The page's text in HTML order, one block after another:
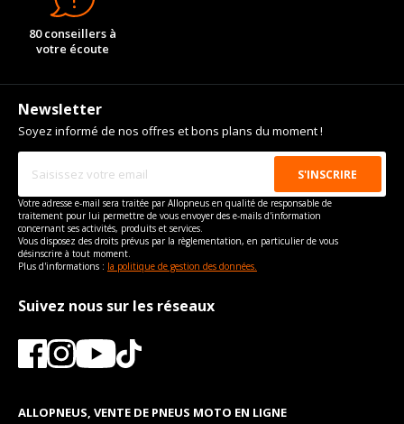
80 conseillers à
votre écoute
Newsletter
Soyez informé de nos offres et bons plans du moment !
Votre adresse e-mail sera traitée par Allopneus en qualité de responsable de
traitement pour lui permettre de vous envoyer des e-mails d'information
concernant ses activités, produits et services.
Vous disposez des droits prévus par la règlementation, en particulier de vous
désinscrire à tout moment.
Plus d'informations : la politique de gestion des données.
Suivez nous sur les réseaux
ALLOPNEUS, VENTE DE PNEUS MOTO EN LIGNE